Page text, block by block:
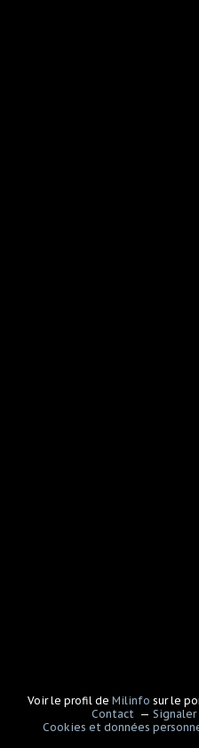
Voir le profil deMilinfo sur le
Contact
Signaler
Cookies et données